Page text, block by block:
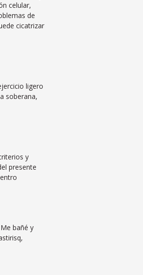
celular,
de
cicatrizar
ligero
soberana,
y
presente
bañé y